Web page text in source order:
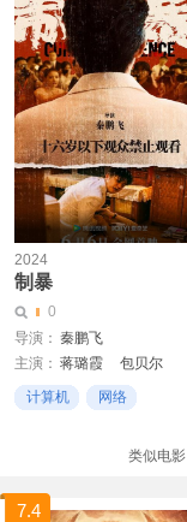
2024
制暴
0
导演： 秦鹏飞
主演： 蒋璐霞
包贝尔
谢苗
赵夕汐
高毅
计算机
网络
类似电影
7.4